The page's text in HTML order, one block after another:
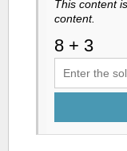
This content
content.